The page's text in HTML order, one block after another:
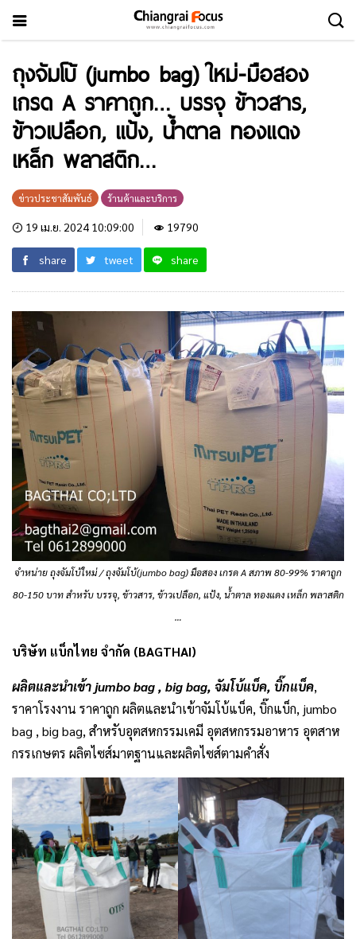
ถุงจัมโบ้ (jumbo bag) ใหม่-มือสอง
เกรด A ราคาถูก… บรรจุ ข้าวสาร,
ข้าวเปลือก, แป้ง, น้ำตาล ทองแดง
เหล็ก พลาสติก…
ข่าวประชาสัมพันธ์ ร้านค้าและบริการ
19 เม.ย. 2024 10:09:00 19790
share tweet share
จำหน่าย ถุงจัมโบ้ใหม่ / ถุงจัมโบ้(jumbo bag) มือสอง เกรด A สภาพ 80-99% ราคาถูก
80-150 บาท สำหรับ บรรจุ, ข้าวสาร, ข้าวเปลือก, แป้ง, น้ำตาล ทองแดง เหล็ก พลาสติก
…
บริษัท แบ็กไทย จำกัด (BAGTHAI)
ผลิตและนำเข้า jumbo bag , big bag, จัมโบ้แบ็ค, บิ๊กแบ็ค,
ราคาโรงงาน ราคาถูก ผลิตและนำเข้าจัมโบ้แบ็ค, บิ๊กแบ็ก, jumbo
bag , big bag, สำหรับอุตสหกรรมเคมี อุตสหกรรมอาหาร อุตสาห
กรรเกษตร ผลิตไซส์มาตฐานและผลิตไซส์ตามคำสั่ง